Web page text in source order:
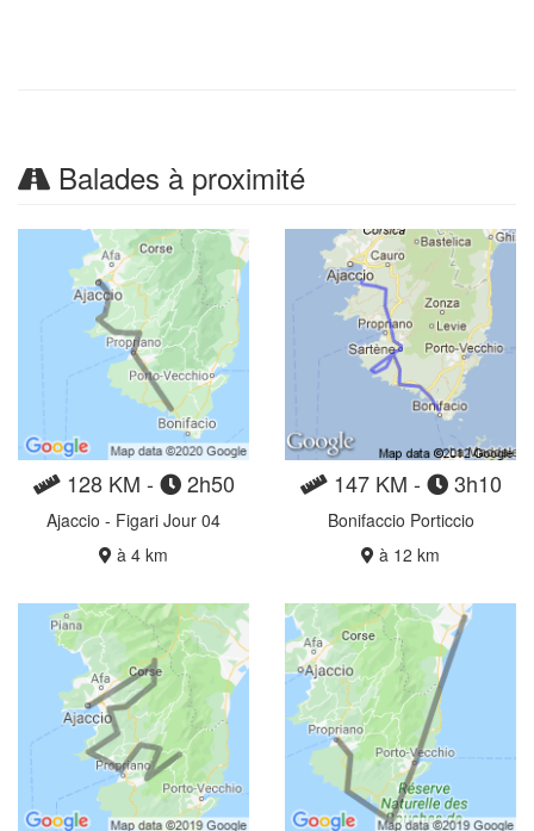
Balades à proximité
128 KM - 2h50
Ajaccio - Figari Jour 04
à 4 km
147 KM - 3h10
Bonifaccio Porticcio
à 12 km